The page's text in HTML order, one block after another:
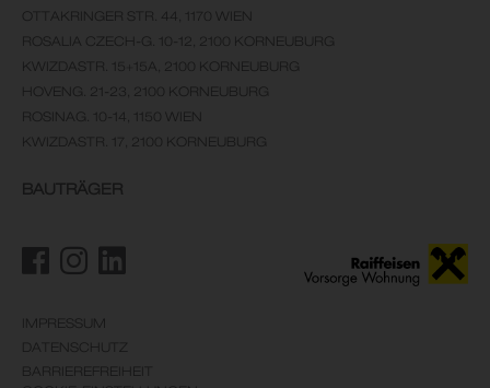
OTTAKRINGER STR. 44, 1170 WIEN
ROSALIA CZECH-G. 10-12, 2100 KORNEUBURG
KWIZDASTR. 15+15A, 2100 KORNEUBURG
HOVENG. 21-23, 2100 KORNEUBURG
ROSINAG. 10-14, 1150 WIEN
KWIZDASTR. 17, 2100 KORNEUBURG
BAUTRÄGER
IMPRESSUM
DATENSCHUTZ
BARRIEREFREIHEIT